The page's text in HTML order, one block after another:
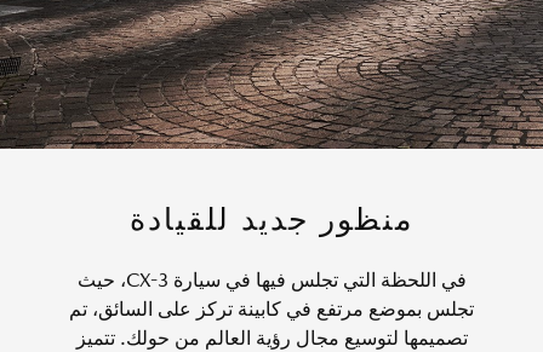
منظور جديد للقيادة
في اللحظة التي تجلس فيها في سيارة CX-3، حيث
تجلس بموضع مرتفع في كابينة تركز على السائق، تم
تصميمها لتوسيع مجال رؤية العالم من حولك. تتميز